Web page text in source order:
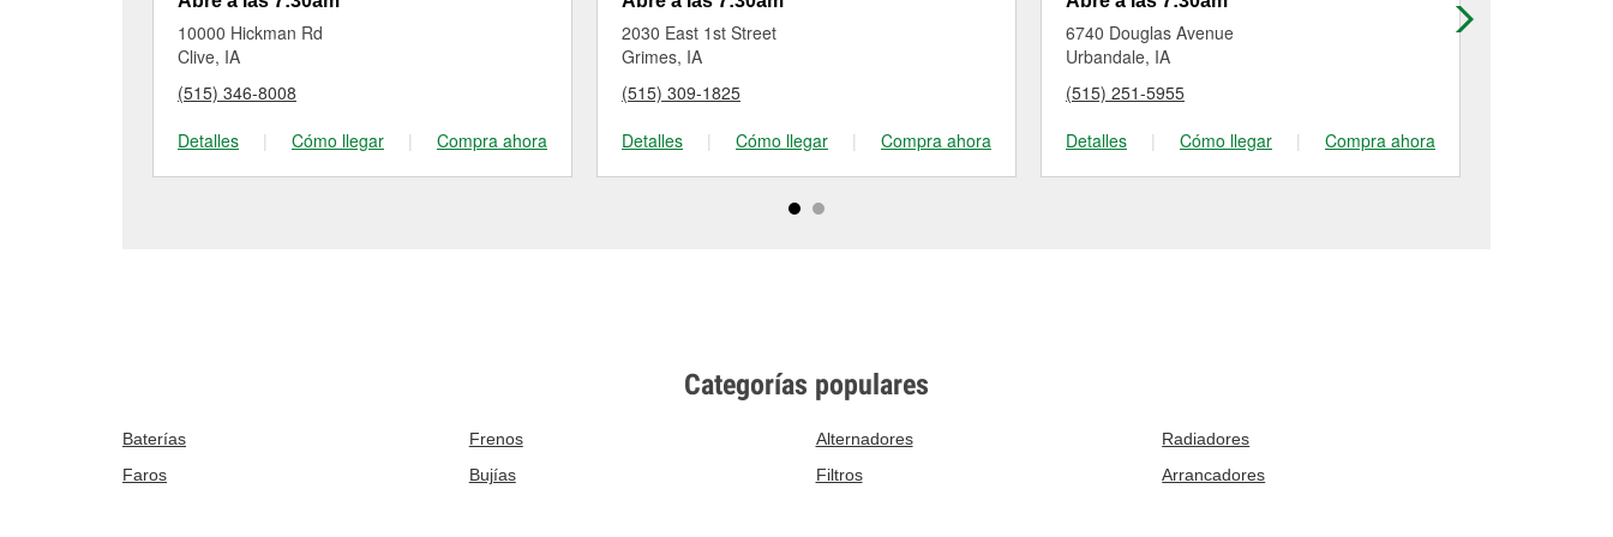
10000 Hickman Rd
Clive, IA
(515) 346-8008
Detalles
| Cómo llegar | Compra ahora
2030 East 1st Street
Grimes, IA
(515) 309-1825
Detalles
| Cómo llegar | Compra ahora
6740 Douglas Avenue
Urbandale, IA
(515) 251-5955
Detalles
| Cómo llegar | Compra ahora
Categorías populares
Baterías Frenos Alternadores
Radiadores
Faros
Bujías Filtros Arrancadores